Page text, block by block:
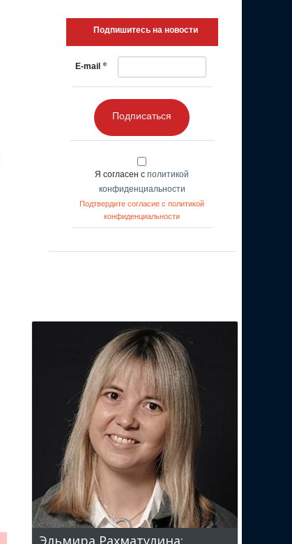
Подпишитесь на новости
E-mail *
Подписаться
Я согласен с политикой
конфиденциальности
Подтвердите согласие с политикой
конфиденциальности
Эльмира Рахматулина: